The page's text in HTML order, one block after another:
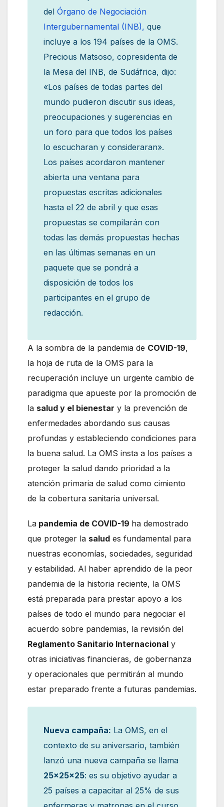
del Órgano de Negociación
Intergubernamental (INB), que
incluye a los 194 países de la OMS.
Precious Matsoso, copresidenta de
la Mesa del INB, de Sudáfrica, dijo:
«Los países de todas partes del
mundo pudieron discutir sus ideas,
preocupaciones y sugerencias en
un foro para que todos los países
lo escucharan y consideraran».
Los países acordaron mantener
abierta una ventana para
propuestas escritas adicionales
hasta el 22 de abril y que esas
propuestas se compilarán con
todas las demás propuestas hechas
en las últimas semanas en un
paquete que se pondrá a
disposición de todos los
participantes en el grupo de
redacción.
A la sombra de la pandemia de COVID-19,
la hoja de ruta de la OMS para la
recuperación incluye un urgente cambio de
paradigma que apueste por la promoción de
la salud y el bienestar y la prevención de
enfermedades abordando sus causas
profundas y estableciendo condiciones para
la buena salud. La OMS insta a los países a
proteger la salud dando prioridad a la
atención primaria de salud como cimiento
de la cobertura sanitaria universal.
La pandemia de COVID-19 ha demostrado
que proteger la salud es fundamental para
nuestras economías, sociedades, seguridad
y estabilidad. Al haber aprendido de la peor
pandemia de la historia reciente, la OMS
está preparada para prestar apoyo a los
países de todo el mundo para negociar el
acuerdo sobre pandemias, la revisión del
Reglamento Sanitario Internacional y
otras iniciativas financieras, de gobernanza
y operacionales que permitirán al mundo
estar preparado frente a futuras pandemias.
Nueva campaña: La OMS, en el
contexto de su aniversario, también
lanzó una nueva campaña se llama
25x25x25: es su objetivo ayudar a
25 países a capacitar al 25% de sus